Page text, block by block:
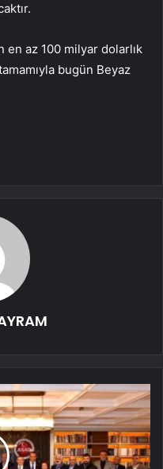
az 100 milyar dolarlık
bugün Beyaz